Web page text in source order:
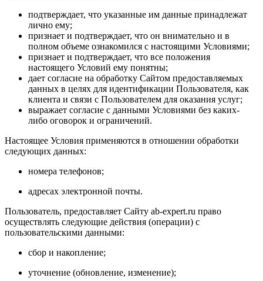
подтверждает, что указанные им данные принадлежат
лично ему;
признает и подтверждает, что он внимательно и в
полном объеме ознакомился с настоящими Условиями;
признает и подтверждает, что все положения
настоящего Условий ему понятны;
дает согласие на обработку Сайтом предоставляемых
данных в целях для идентификации Пользователя, как
клиента и связи с Пользователем для оказания услуг;
выражает согласие с данными Условиями без каких-
либо оговорок и ограничений.
Настоящее Условия применяются в отношении обработки
следующих данных:
номера телефонов;
адресах электронной почты.
Пользователь, предоставляет Сайту ab-expert.ru право
осуществлять следующие действия (операции) с
пользовательскими данными:
сбор и накопление;
уточнение (обновление, изменение);